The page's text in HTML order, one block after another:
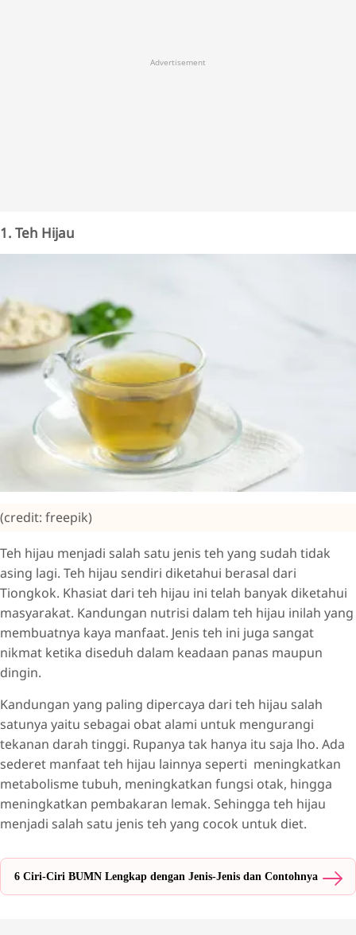
Advertisement
1. Teh Hijau
(credit: freepik)
Teh hijau menjadi salah satu jenis teh yang sudah tidak
asing lagi. Teh hijau sendiri diketahui berasal dari
Tiongkok. Khasiat dari teh hijau ini telah banyak diketahui
masyarakat. Kandungan nutrisi dalam teh hijau inilah yang
membuatnya kaya manfaat. Jenis teh ini juga sangat
nikmat ketika diseduh dalam keadaan panas maupun
dingin.
Kandungan yang paling dipercaya dari teh hijau salah
satunya yaitu sebagai obat alami untuk mengurangi
tekanan darah tinggi. Rupanya tak hanya itu saja lho. Ada
sederet manfaat teh hijau lainnya seperti meningkatkan
metabolisme tubuh, meningkatkan fungsi otak, hingga
meningkatkan pembakaran lemak. Sehingga teh hijau
menjadi salah satu jenis teh yang cocok untuk diet.
6 Ciri-Ciri BUMN Lengkap dengan Jenis-Jenis dan Contohnya